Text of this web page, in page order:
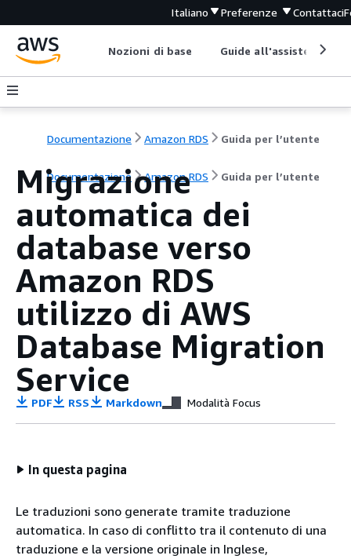
Italiano Preferenze Contattaci
Nozioni di base Guide all'assistenza
Documentazione Amazon RDS Guida per l’utente
Documentazione Amazon RDS Guida per l’utente
Migrazione
automatica dei
database verso
Amazon RDS
utilizzo di AWS
Database Migration
Service
PDF RSS Markdown Modalità Focus
In questa pagina
Le traduzioni sono generate tramite traduzione
automatica. In caso di conflitto tra il contenuto di una
traduzione e la versione originale in Inglese,